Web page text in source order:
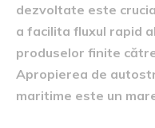
dezvoltate este
a facilita fluxul rapid
produselor finite
Apropierea de
maritime este un